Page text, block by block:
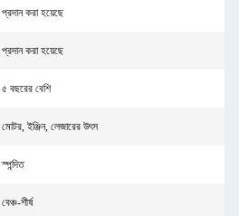
প্রদান করা হয়েছে
প্রদান করা হয়েছে
৫ বছরের বেশি
মোটর, ইঞ্জিন, লেজারের উৎস
স্পন্দিত
বেঞ্চ-শীর্ষ